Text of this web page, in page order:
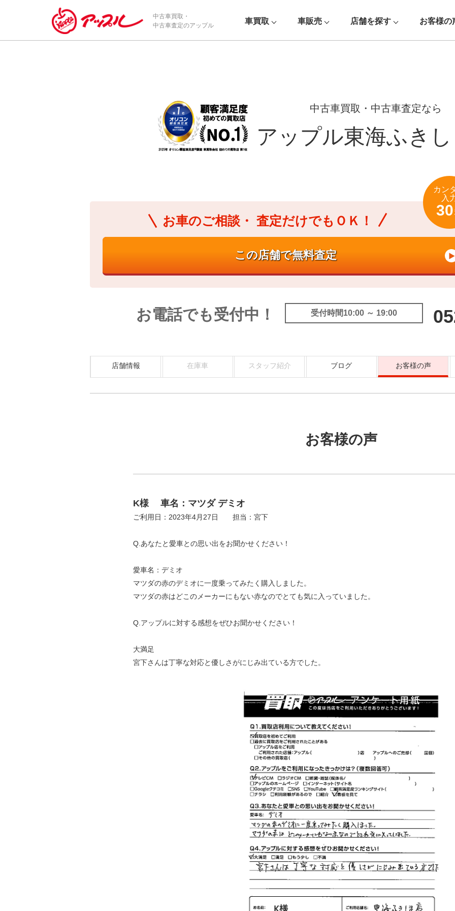
/*ABテスト_新規査定フォームの為のCVボタン*/
中古車買取・
中古車査定のアップル
車買取 車販売 店舗を探す お客様の
中古車買取・中古車査定なら
アップル東海ふき
お車のご相談・ 査定だけでもＯＫ！
カン
入
30
お電話でも受付中！ 受付時間10:00 ～ 19:00
店舗情報 在庫車 スタッフ紹介 ブログ お客様の声
お客様の声
K様 車名：マツダ デミオ
ご利用日：2023年4月27日 担当：宮下
Q.あなたと愛車との思い出をお聞かせください！
愛車名：デミオ
マツダの赤のデミオに一度乗ってみたく購入しました。
マツダの赤はどこのメーカーにもない赤なのでとても気に入っていました。
Q.アップルに対する感想をぜひお聞かせください！
大満足
宮下さんは丁寧な対応と優しさがにじみ出ている方でした。